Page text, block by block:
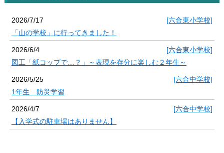
2026/7/17
[六合東小学校]
「山の学校」に行ってきました！
2026/6/4
[六合東小学校]
図工「紙コップで…？」～表現を存分に楽しむ２年生～
2026/5/25
[六合中学校]
1年生 防災学習
2026/4/7
[六合中学校]
【入学式の駐車場はありません】